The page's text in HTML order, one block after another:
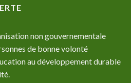
non gouvernementale
de bonne volonté
au développement durable